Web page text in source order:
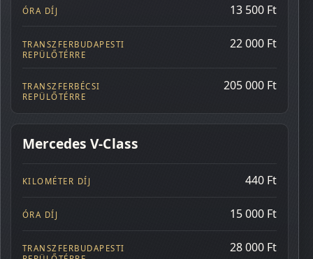
13 500 Ft
22 000 Ft
205 000 Ft
Mercedes V-Class
440 Ft
15 000 Ft
28 000 Ft